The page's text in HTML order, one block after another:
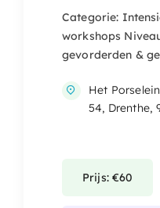
Categorie:
workshops
gevorderden &
Het
54, Drenthe,
Prijs: €60